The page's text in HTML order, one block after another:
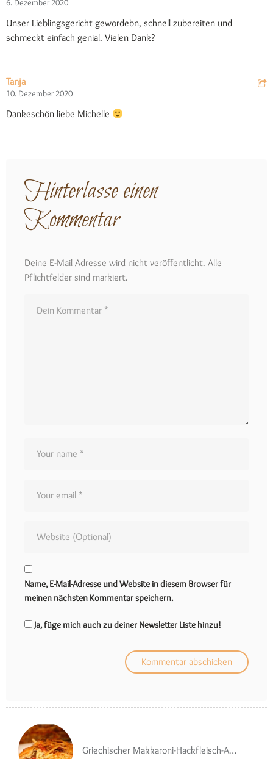
6. Dezember 2020
Unser Lieblingsgericht gewordebn, schnell zubereiten und
schmeckt einfach genial. Vielen Dank?
Tanja
10. Dezember 2020
Dankeschön liebe Michelle
Hinterlasse einen
Kommentar
Deine E-Mail Adresse wird nicht veröffentlicht. Alle
Pflichtfelder sind markiert.
Name, E-Mail-Adresse und Website in diesem Browser für
meinen nächsten Kommentar speichern.
Ja, füge mich auch zu deiner Newsletter Liste hinzu!
Griechischer Makkaroni-Hackfleisch-Auflauf